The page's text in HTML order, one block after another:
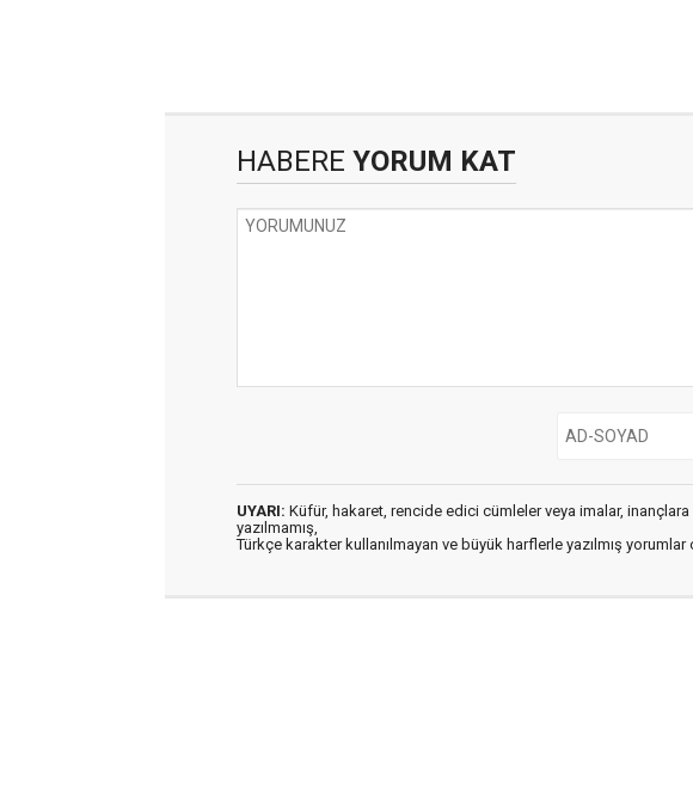
HABERE YORUM KAT
UYARI: Küfür, hakaret, rencide edici cümleler veya imalar, inançlara
yazılmamış,
Türkçe karakter kullanılmayan ve büyük harflerle yazılmış yorumlar